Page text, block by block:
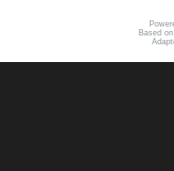
Based